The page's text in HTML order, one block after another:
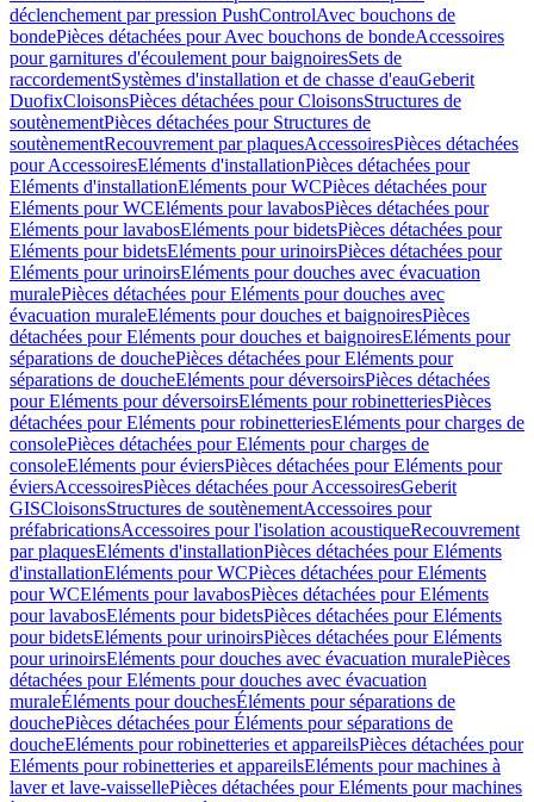
déclenchement par pression PushControlAvec bouchons de
bondePièces détachées pour Avec bouchons de bondeAccessoires
pour garnitures d'écoulement pour baignoiresSets de
raccordementSystèmes d'installation et de chasse d'eauGeberit
DuofixCloisonsPièces détachées pour CloisonsStructures de
soutènementPièces détachées pour Structures de
soutènementRecouvrement par plaquesAccessoiresPièces détachées
pour AccessoiresEléments d'installationPièces détachées pour
Eléments d'installationEléments pour WCPièces détachées pour
Eléments pour WCEléments pour lavabosPièces détachées pour
Eléments pour lavabosEléments pour bidetsPièces détachées pour
Eléments pour bidetsEléments pour urinoirsPièces détachées pour
Eléments pour urinoirsEléments pour douches avec évacuation
muralePièces détachées pour Eléments pour douches avec
évacuation muraleEléments pour douches et baignoiresPièces
détachées pour Eléments pour douches et baignoiresEléments pour
séparations de douchePièces détachées pour Eléments pour
séparations de doucheEléments pour déversoirsPièces détachées
pour Eléments pour déversoirsEléments pour robinetteriesPièces
détachées pour Eléments pour robinetteriesEléments pour charges de
consolePièces détachées pour Eléments pour charges de
consoleEléments pour éviersPièces détachées pour Eléments pour
éviersAccessoiresPièces détachées pour AccessoiresGeberit
GISCloisonsStructures de soutènementAccessoires pour
préfabricationsAccessoires pour l'isolation acoustiqueRecouvrement
par plaquesEléments d'installationPièces détachées pour Eléments
d'installationEléments pour WCPièces détachées pour Eléments
pour WCEléments pour lavabosPièces détachées pour Eléments
pour lavabosEléments pour bidetsPièces détachées pour Eléments
pour bidetsEléments pour urinoirsPièces détachées pour Eléments
pour urinoirsEléments pour douches avec évacuation muralePièces
détachées pour Eléments pour douches avec évacuation
muraleÉléments pour douchesÉléments pour séparations de
douchePièces détachées pour Éléments pour séparations de
doucheEléments pour robinetteries et appareilsPièces détachées pour
Eléments pour robinetteries et appareilsEléments pour machines à
laver et lave-vaissellePièces détachées pour Eléments pour machines